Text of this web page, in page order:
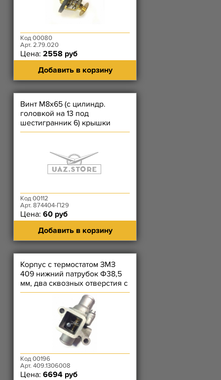
Код 00080
Арт. 2.79.020
Цена: 2558 руб
Добавить в корзину
Винт М8х65 (с цилиндр.
головкой на 13 под
шестигранник 6) крышки
цепи длинный, корпуса
Код 00112
Арт. 874404-П29
Цена: 60 руб
Добавить в корзину
Корпус с термостатом ЗМЗ
409 нижний патрубок Ф38,5
мм, два сквозных отверстия с
резьбой (без датчик
Код 00196
Арт. 409.1306008
Цена: 6694 руб